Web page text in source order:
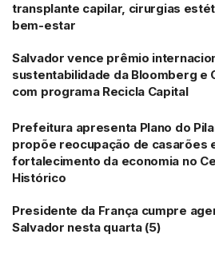
transplante capilar, cirurgias
bem-estar
Salvador vence prêmio
sustentabilidade da Bloomberg e
com programa Recicla Capital
Prefeitura apresenta Plano do
propõe reocupação de casarões
fortalecimento da economia no
Histórico
Presidente da França cumpre
Salvador nesta quarta (5)